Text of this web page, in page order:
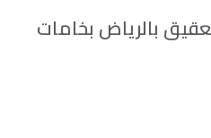
بالرياض بخامات